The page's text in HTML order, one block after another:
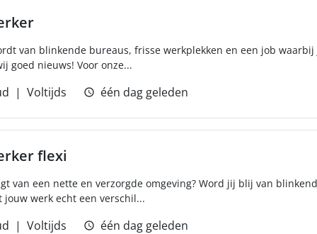
van blinkende bureaus, frisse werkplekken en een job
goed nieuws! Voor onze...
Voltijds één dag geleden
flexi
van een nette en verzorgde omgeving? Word jij blij van
werk echt een verschil...
Voltijds één dag geleden